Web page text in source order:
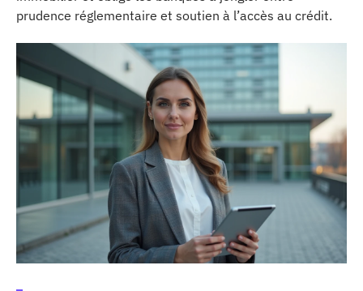
prudence réglementaire et soutien à l’accès au crédit.